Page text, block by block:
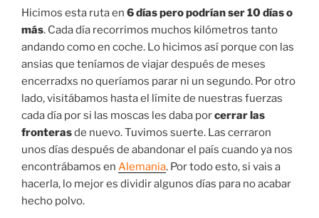
Hicimos esta ruta en 6 días pero podrían ser 10 días o
más. Cada día recorrimos muchos kilómetros tanto
andando como en coche. Lo hicimos así porque con las
ansias que teníamos de viajar después de meses
encerradxs no queríamos parar ni un segundo. Por otro
lado, visitábamos hasta el límite de nuestras fuerzas
cada día por si las moscas les daba porcerrar las
fronterasde nuevo. Tuvimos suerte. Las cerraron
unos días después de abandonar el país cuando ya nos
encontrábamos en Alemania. Por todo esto, si vais a
hacerla, lo mejor es dividir algunos días para no acabar
hecho polvo.